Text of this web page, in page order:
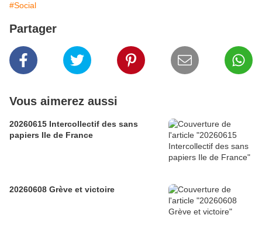
#Social
Partager
Vous aimerez aussi
20260615 Intercollectif des sans
papiers Ile de France
20260608 Grève et victoire